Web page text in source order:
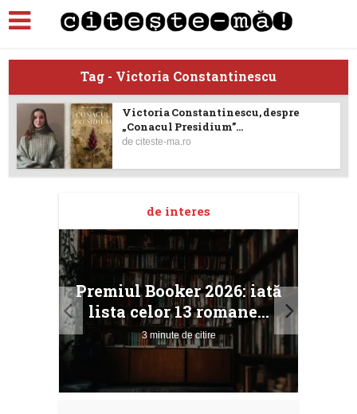
Tag - Victoria Constantinescu
Victoria Constantinescu, despre
„Conacul Presidium”...
deciteste-ma.ro
de interes
Premiul Booker 2026: iată
lista celor 13 romane...
3 minute de citire